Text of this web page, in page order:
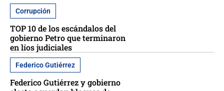
Corrupción
TOP 10 de los escándalos del
gobierno Petro que terminaron
en líos judiciales
Federico Gutiérrez
Federico Gutiérrez y gobierno